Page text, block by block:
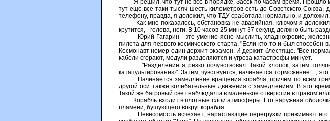
тут еще все-таки тысяч шесть километров есть до Советского
телефону, правда, я доложил, что ТДУ сработала нормально, и
Как мне показалось, обстановка не аварийная, ключом я доложил
крутится, - голова, ноги. В 10 часов 25 минут 37 секунд должно быть
Юрий Гагарин - это умение ясно мыслить, хладнокровие, железная
пилота для первого космического старта. "Если кто-то и был
Космонавт номер один держит экзамен. И держит блестяще. "Все
кабели сгорают, модули разделяются и угроза катастрофы минует.
"Разделение я резко почувствовал. Такой хлопок, затем
катапультированию". Затем, чувствуется, начинается торможение…,
Начинается замедление вращения корабля, причем по всем трем
другой оси также колебательные движения с замедлением. В это
Такой же багровый свет наблюдал и в маленькое отверстие в правом
Корабль входит в плотные слои атмосферы. Его наружная оболочка
пламени, бушующего вокруг корабля.
Невесомость исчезает, нарастающие перегрузки прижимают его к